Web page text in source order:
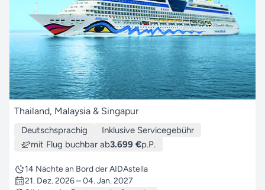
Thailand, Malaysia & Singapur
Deutschsprachig
Inklusive Servicegebühr
mit Flug buchbar ab3.699 €p.P.
14 Nächte an Bord der AIDAstella
21. Dez. 2026 – 04. Jan. 2027